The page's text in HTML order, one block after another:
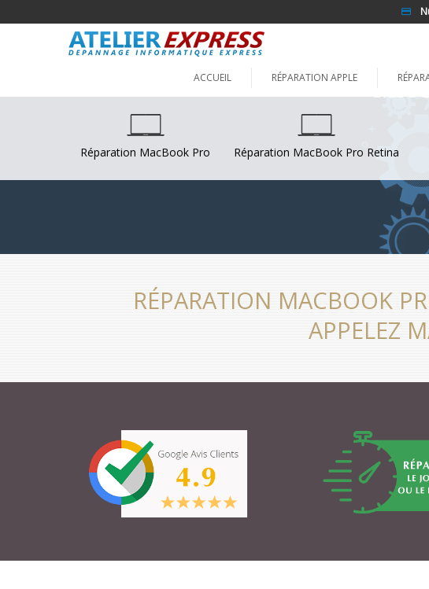
ACCUEIL RÉPARATION APPLE
Réparation MacBook Pro Réparation MacBook Pro Retina
RÉPARATION MACBOOK
APPELEZ